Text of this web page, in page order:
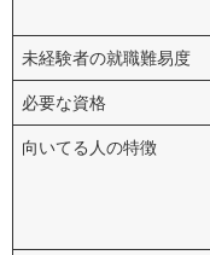
コミュニケー
まとめ｜60歳から稼
う
未経験者の就職難易度
必要な資格
向いてる人の特徴